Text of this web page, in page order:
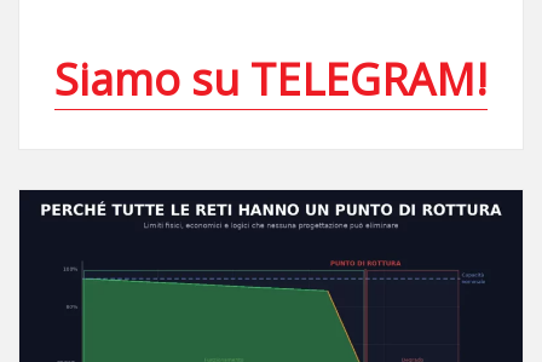
Siamo su TELEGRAM!